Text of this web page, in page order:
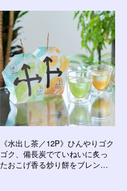
《水出し茶／12P》ひんやりゴク
ゴク、備長炭でていねいに炙っ
たおこげ香る炒り餅をブレンド